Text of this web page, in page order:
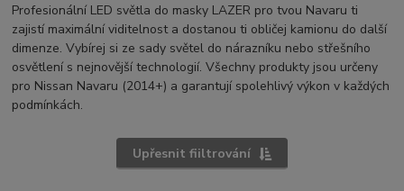
Profesionální LED světla do masky LAZER pro tvou Navaru ti
zajistí maximální viditelnost a dostanou ti obličej kamionu do další
dimenze. Vybírej si ze sady světel do nárazníku nebo střešního
osvětlení s nejnovější technologií. Všechny produkty jsou určeny
pro Nissan Navaru (2014+) a garantují spolehlivý výkon v každých
podmínkách.
Upřesnit fiiltrování